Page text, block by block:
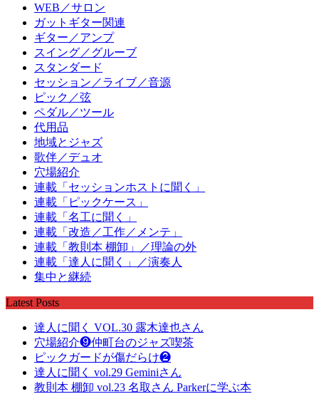
WEB／サロン
ガットギター関連
ギター／アンプ
スイング／グルーブ
スタンダード
セッション／ライブ／音源
ピック／弦
ペダル／ツール
代用品
地域とジャズ
歌伴／デュオ
穴場紹介
連載「セッションホストに聞く」
連載「ピックケース」
連載「名工に聞く」
連載「改造／工作／メンテ」
連載「教則本 棚卸」／理論の外
連載「達人に聞く」／演奏人
集中と継続
Latest Posts
達人に聞く VOL.30 露木達也さん
穴場紹介❾仲町台のジャズ喫茶
ピックガードが傷だらけ❷
達人に聞く vol.29 Geminiさん
教則本 棚卸 vol.23 名取さん Parkerに学ぶ本